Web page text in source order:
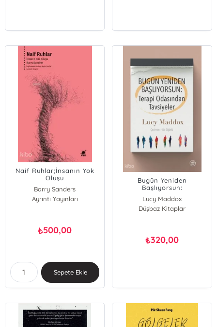
Naif Ruhlar;İnsanın Yok
Oluşu
Barry Sanders
Ayrıntı Yayınları
₺500,00
Sepete Ekle
Bugün Yeniden
Başlıyorsun:
Terapiodasından Tavsiye
Lucy Maddox
Düşbaz Kitaplar
₺320,00